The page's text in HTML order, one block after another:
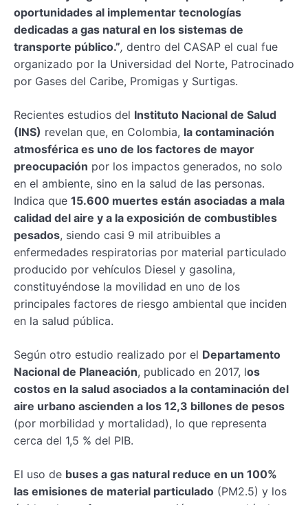
oportunidades al implementar tecnologías
dedicadas a gas natural en los sistemas de
transporte público.”, dentro del CASAP el cual fue
organizado por la Universidad del Norte, Patrocinado
por Gases del Caribe, Promigas y Surtigas.
Recientes estudios del Instituto Nacional de Salud
(INS) revelan que, en Colombia, la contaminación
atmosférica es uno de los factores de mayor
preocupación por los impactos generados, no solo
en el ambiente, sino en la salud de las personas.
Indica que 15.600 muertes están asociadas a mala
calidad del aire y a la exposición de combustibles
pesados, siendo casi 9 mil atribuibles a
enfermedades respiratorias por material particulado
producido por vehículos Diesel y gasolina,
constituyéndose la movilidad en uno de los
principales factores de riesgo ambiental que inciden
en la salud pública.
Según otro estudio realizado por el Departamento
Nacional de Planeación, publicado en 2017, los
costos en la salud asociados a la contaminación del
aire urbano ascienden a los 12,3 billones de pesos
(por morbilidad y mortalidad), lo que representa
cerca del 1,5 % del PIB.
El uso de buses a gas natural reduce en un 100%
las emisiones de material particulado (PM2.5) y los